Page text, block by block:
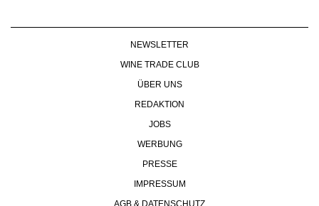
NEWSLETTER
WINE TRADE CLUB
ÜBER UNS
REDAKTION
JOBS
WERBUNG
PRESSE
IMPRESSUM
AGB & DATENSCHUTZ